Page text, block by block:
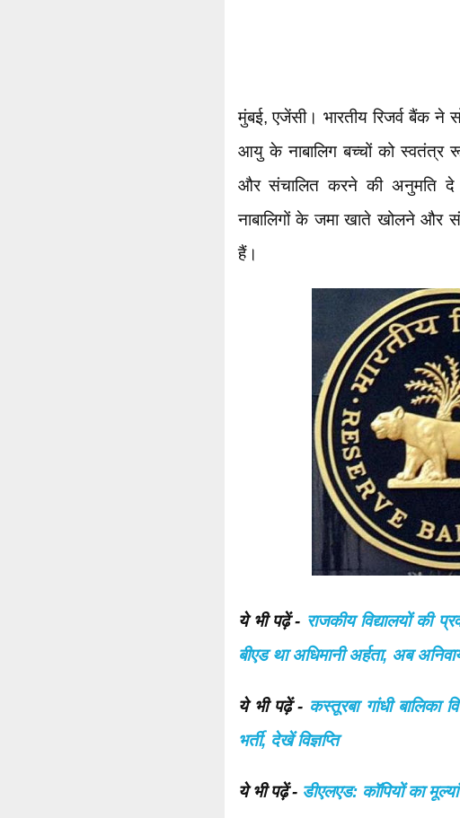
मुंबई, एजेंसी। भारतीय रिजर्व बैंक ने
आयु के नाबालिग बच्चों को स्वतंत्र
और संचालित करने की अनुमति
नाबालिगों के जमा खाते खोलने और
हैं।
ये भी पढ़ें - राजकीय विद्यालयों की
बीएड था अधिमानी अर्हता, अब
ये भी पढ़ें - कस्तूरबा गांधी बालिका
भर्ती, देखें विज्ञप्ति
ये भी पढ़ें - डीएलएड: कॉपियों का